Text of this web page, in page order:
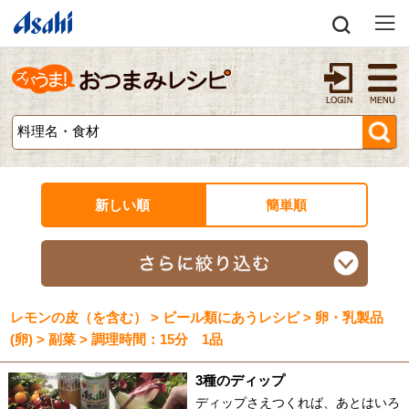
新しい順 簡単順
レモンの皮（を含む） > ビール類にあうレシピ > 卵・乳製品
(卵) > 副菜 > 調理時間：15分 1品
3種のディップ
ディップさえつくれば、あとはいろ